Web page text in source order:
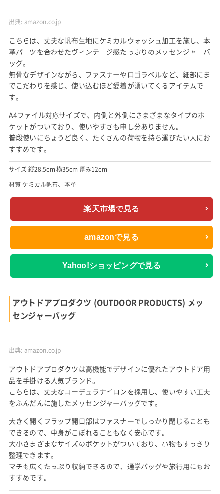
Yahoo!ショッピングで見る
ポロ ラルフローレン (POLO RALPH LAUREN) バナー
ストライプ (BANNER STRIPE) メッセンジャーバッグ
出典: amazon.co.jp
こちらは、世界中にファンが多いポロラルフローレンのメッセン
ジャーバッグです。
大胆なストライプが印象的なデザインで、シンプルながらもコー
ディネートのアクセントになります。
13インチのノートパソコンも収納できるメインスペースはマチ
が広く、大小合わせて8個のポケットがついているので、たくさ
んの荷物も整理して収納することができます。
ちょっとした旅行や子供の塾バッグなど、幅広いシーンで活用で
サイズ 縦28cm 横35cm 厚み15cm
デバイス (DEVICE) メッセンジャーバッグ アクセス
(Access)
出典:amazon.co.jp
こちらは、丈夫な帆布生地にケミカルウォッシュ加工を施し、本
革パーツを合わせたヴィンテージ感たっぷりのメッセンジャーバ
ッグ。
無骨なデザインながら、ファスナーやロゴラベルなど、細部にま